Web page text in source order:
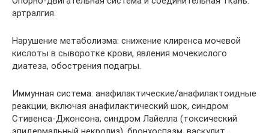
артралгия.
Нарушение метаболизма: снижение клиренса мочевой
кислоты в сыворотке крови, явления мочекислого
диатеза, обострения подагры.
Иммунная система: анафилактические/анафилактоидные
реакции, включая анафилактический шок, синдром
Стивенса-Джонсона, синдром Лайелла (токсический